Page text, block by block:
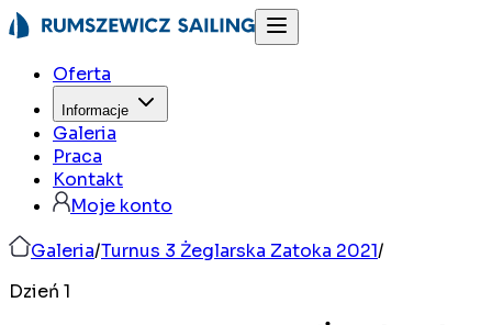
Oferta
Informacje
Galeria
Praca
Kontakt
Moje konto
Galeria/Turnus 3 Żeglarska Zatoka 2021/
Dzień 1